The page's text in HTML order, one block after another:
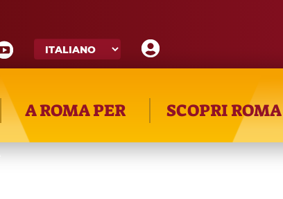
A ROMA PER SCOPRI ROMA